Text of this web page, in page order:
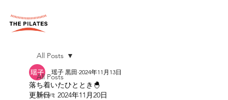
All Posts
News
All Posts
落ち着いたひととき🐣
瑶子 黒田 2024年11月13日
更新日： 2024年11月20日